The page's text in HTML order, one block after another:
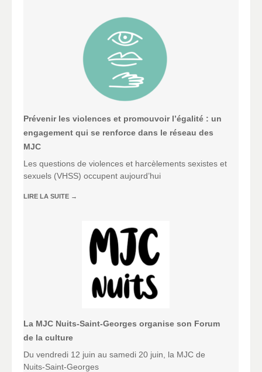
Prévenir les violences et promouvoir l’égalité : un
engagement qui se renforce dans le réseau des
MJC
Les questions de violences et harcèlements sexistes et
sexuels (VHSS) occupent aujourd’hui
LIRE LA SUITE →
La MJC Nuits-Saint-Georges organise son Forum
de la culture
Du vendredi 12 juin au samedi 20 juin, la MJC de
Nuits-Saint-Georges